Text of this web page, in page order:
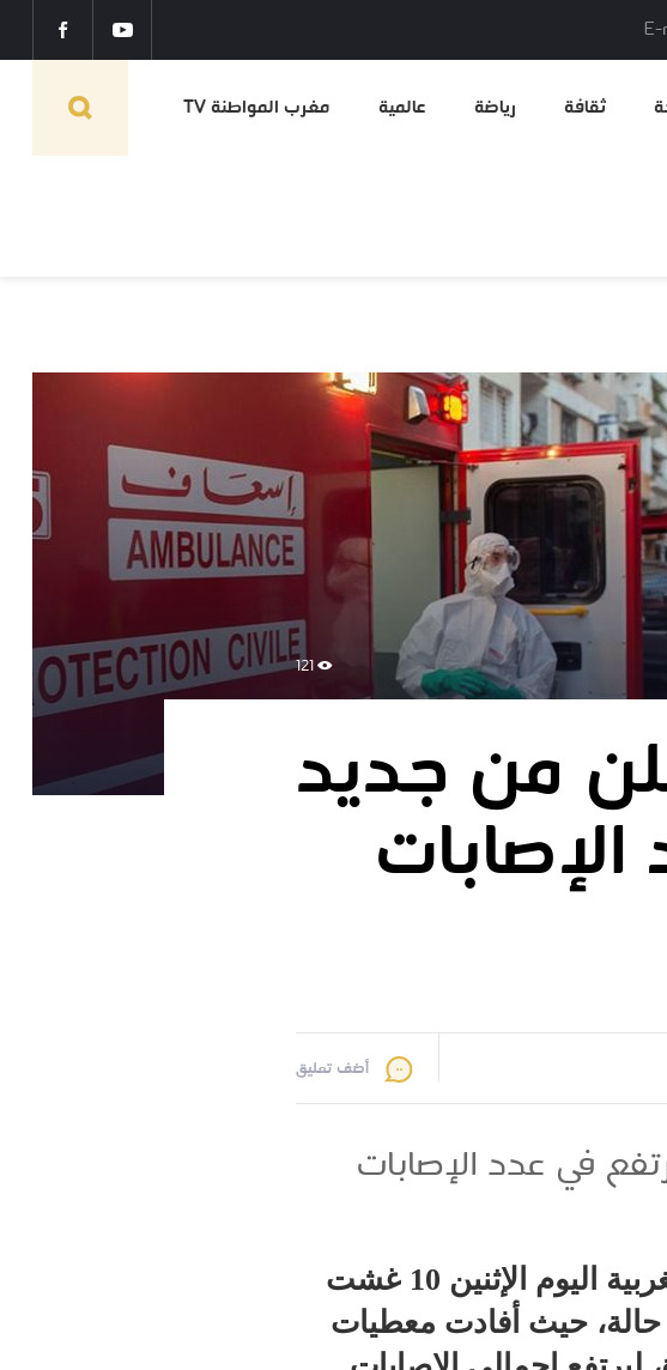
ثقافة رياضة عالمية مغرب المواطنة TV
121
من جديد
أضف تعليق
في عدد الإصابات
ارتفع عدد الإصابات بفيروس كورونا في المملكة المغربية اليوم الإثنين 10 غشت
2020، إلى حدود الساعة السادسة مساء، إلى 34063 حالة، حيث أفادت معطيات